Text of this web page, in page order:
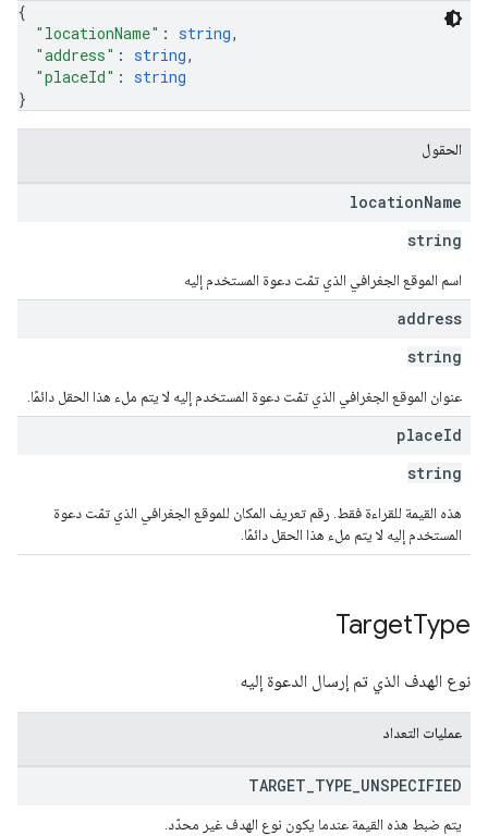
{
"locationName" : string,
"address" : string,
"placeId" : string
}
الحقول
locationName
string
اسم الموقع الجغرافي الذي تمّت دعوة المستخدم إليه
address
string
عنوان الموقع الجغرافي الذي تمّت دعوة المستخدم إليه لا يتم ملء هذا الحقل دائمًا.
placeId
string
هذه القيمة للقراءة فقط. رقم تعريف المكان للموقع الجغرافي الذي تمّت دعوة
المستخدم إليه لا يتم ملء هذا الحقل دائمًا.
TargetType
نوع الهدف الذي تم إرسال الدعوة إليه
عمليات التعداد
TARGET TYPE UNSPECIFIED
يتم ضبط هذه القيمة عندما يكون نوع الهدف غير محدّد.